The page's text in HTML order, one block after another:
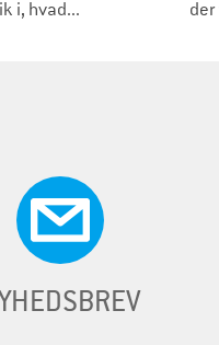
i, hvad...